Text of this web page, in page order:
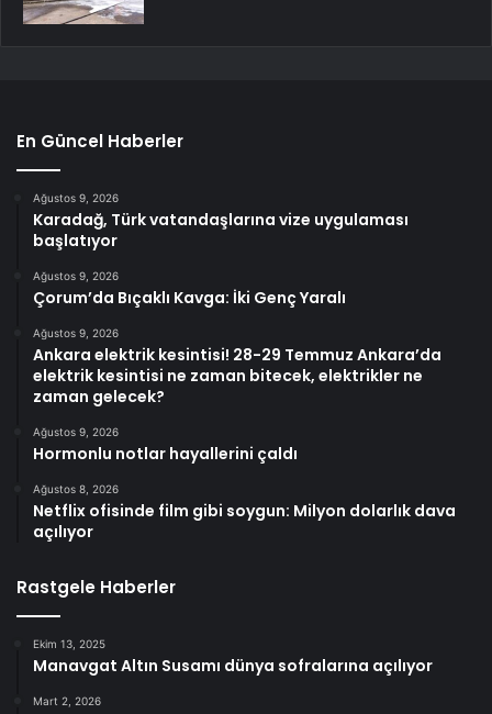
En Güncel Haberler
Ağustos 9, 2026
Karadağ, Türk vatandaşlarına vize uygulaması
başlatıyor
Ağustos 9, 2026
Çorum’da Bıçaklı Kavga: İki Genç Yaralı
Ağustos 9, 2026
Ankara elektrik kesintisi! 28-29 Temmuz Ankara’da
elektrik kesintisi ne zaman bitecek, elektrikler ne
zaman gelecek?
Ağustos 9, 2026
Hormonlu notlar hayallerini çaldı
Ağustos 8, 2026
Netflix ofisinde film gibi soygun: Milyon dolarlık dava
açılıyor
Rastgele Haberler
Ekim 13, 2025
Manavgat Altın Susamı dünya sofralarına açılıyor
Mart 2, 2026